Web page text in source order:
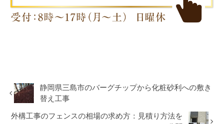
静岡県三島市のバーグチップから化粧砂利への敷き
替え工事
外構工事のフェンスの相場の求め方：見積り方法を